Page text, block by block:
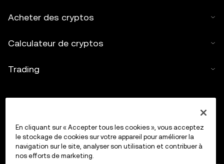
Acheter des cryptos
Calculateur de cryptos
Trading
En cliquant sur « Accepter tous les cookies », vous acceptez
le stockage de cookies sur votre appareil pour améliorer la
navigation sur le site, analyser son utilisation et contribuer à
nos efforts de marketing.